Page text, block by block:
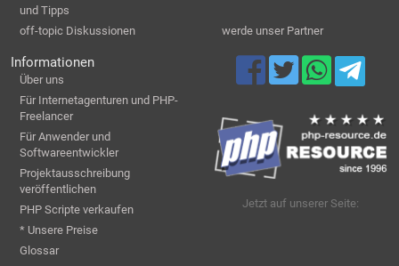
und Tipps
off-topic Diskussionen
werde unser Partner
Informationen
Über uns
Für Internetagenturen und PHP-
Freelancer
Für Anwender und
Softwareentwickler
Projektausschreibung
veröffentlichen
PHP Scripte verkaufen
* Unsere Preise
Glossar
Jetzt auf unserer Seite: